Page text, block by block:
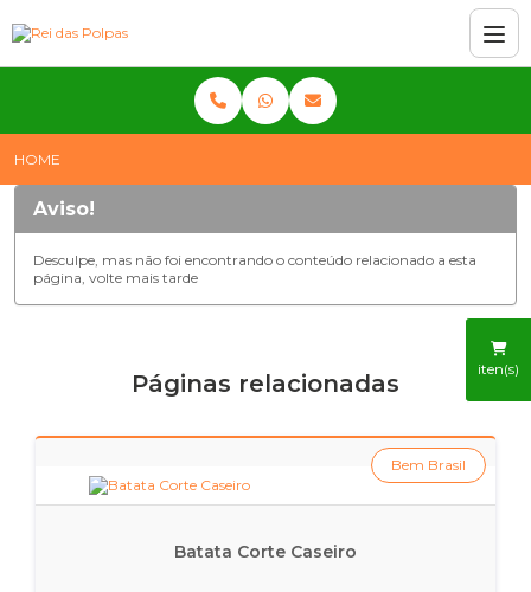
iten(s)
HOME
Aviso!
Desculpe, mas não foi encontrando o conteúdo relacionado a esta
página, volte mais tarde
Páginas relacionadas
Batata Corte Caseiro
Bem Brasil